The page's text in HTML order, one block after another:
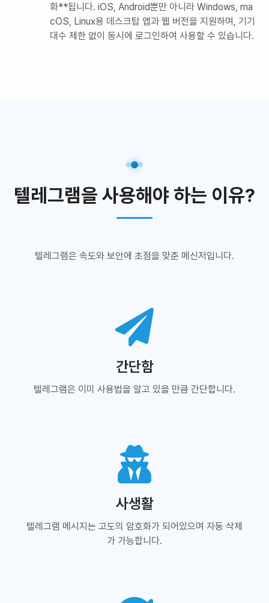
화**됩니다. iOS, Android뿐만 아니라 Windows, ma
cOS, Linux용 데스크탑 앱과 웹 버전을 지원하며, 기기
대수 제한 없이 동시에 로그인하여 사용할 수 있습니다.
텔레그램을 사용해야 하는 이유?
텔레그램은 속도와 보안에 초점을 맞춘 메신저입니다.
간단함
텔레그램은 이미 사용법을 알고 있을 만큼 간단합니다.
사생활
텔레그램 메시지는 고도의 암호화가 되어있으며 자동 삭제
가 가능합니다.